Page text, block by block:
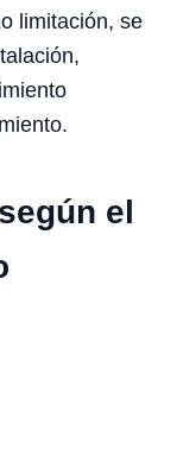
limitación, se
el